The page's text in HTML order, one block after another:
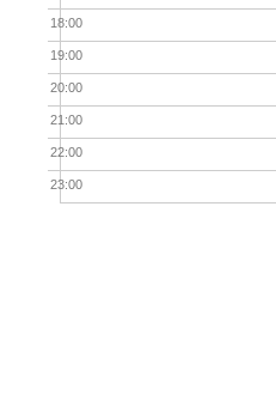
18:00
19:00
20:00
21:00
22:00
23:00